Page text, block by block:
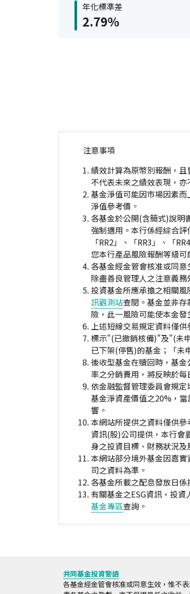
年化標準差
2.79%
注意事項
績效計算為原幣別報酬，
不代表未來之績效表現，
基金淨值可能因市場因素
淨值參考價。
各基金於公開(含簡式)說明
強制適用。本行係經綜合
「RR2」、「RR3」、「
您本行產品風險報酬等級
各基金經金管會核准或同
除盡善良管理人之注意義
投資基金所應承擔之相關
訊觀測站查閱。基金並非
險，此一風險可能使本金
上述短線交易規定資料僅
標示"(已撤銷核備)"及"(未
已下架(停售)的基金；「未
後收型基金在贖回時，基
率之分銷費用，將反映於
依金融監督管理委員會規
基金淨資產價值之20%，
響。
本網站所提供之資料僅供
資訊(股)公司提供，本行會
身之投資目標、財務狀況
本網站部分境外基金因嘉
司之資料為準。
各基金所載之配息發放日
有關基金之ESG資訊，投
基金專區查詢。
共同基金投資警語
各基金經金管會核准或同意生效，惟不